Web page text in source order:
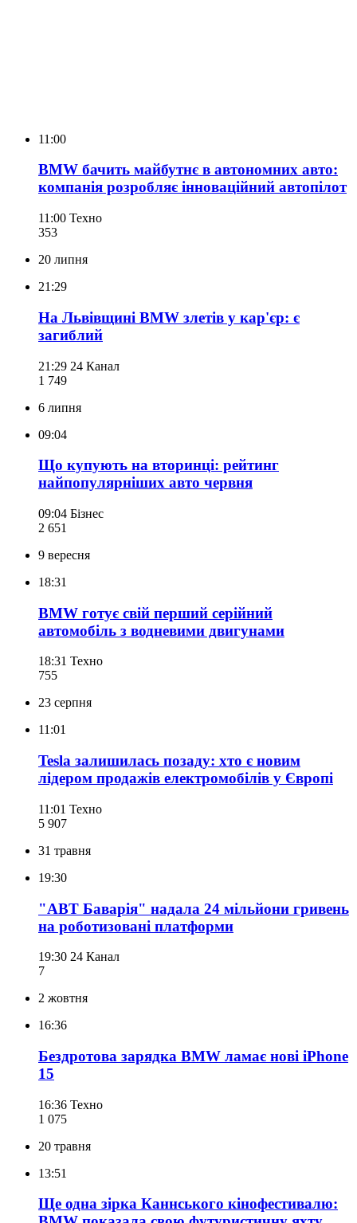
11:00
BMW бачить майбутнє в автономних авто:
компанія розробляє інноваційний автопілот
11:00 Техно
353
20 липня
21:29
На Львівщині BMW злетів у кар'єр: є
загиблий
21:29 24 Канал
1 749
6 липня
09:04
Що купують на вторинці: рейтинг
найпопулярніших авто червня
09:04 Бізнес
2 651
9 вересня
18:31
BMW готує свій перший серійний
автомобіль з водневими двигунами
18:31 Техно
755
23 серпня
11:01
Tesla залишилась позаду: хто є новим
лідером продажів електромобілів у Європі
11:01 Техно
5 907
31 травня
19:30
"АВТ Баварія" надала 24 мільйони гривень
на роботизовані платформи
19:30 24 Канал
7
2 жовтня
16:36
Бездротова зарядка BMW ламає нові iPhone
15
16:36 Техно
1 075
20 травня
13:51
Ще одна зірка Каннського кінофестивалю: